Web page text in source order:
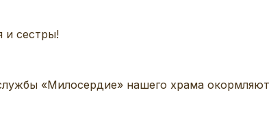
и сестры!
«Милосердие» нашего храма